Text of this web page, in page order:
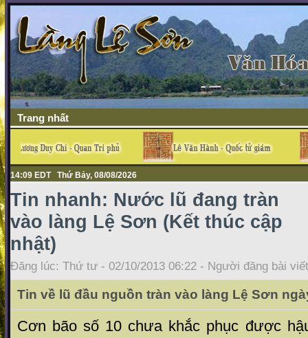
Trang nhất
14:09 EDT Thứ Bảy, 08/08/2026
Tin nhanh: Nước lũ đang tràn
vào làng Lệ Sơn (Kết thúc cập
nhật)
Đăng lúc: Thứ tư - 02/10/2013 06:22 - Người đăng bài
Tin về lũ đầu nguồn tràn vào làng Lệ Sơn
Cơn bão số 10 chưa khắc phục được